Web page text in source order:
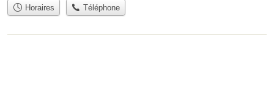
Horaires Téléphone